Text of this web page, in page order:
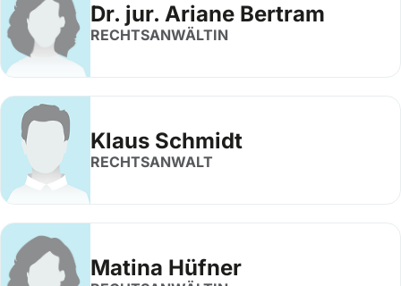
Dr. jur. Ariane Bertram
RECHTSANWÄLTIN
Klaus Schmidt
RECHTSANWALT
Matina Hüfner